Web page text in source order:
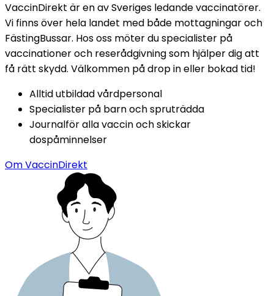
VaccinDirekt är en av Sveriges ledande vaccinatörer.
Vi finns över hela landet med både mottagningar och
FästingBussar. Hos oss möter du specialister på
vaccinationer och reserådgivning som hjälper dig att
få rätt skydd. Välkommen på drop in eller bokad tid!
Alltid utbildad vårdpersonal
Specialister på barn och spruträdda
Journalför alla vaccin och skickar
dospåminnelser
Om VaccinDirekt